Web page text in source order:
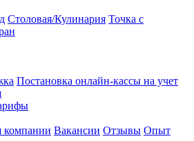
Столовая/Кулинария Точка с
Постановка онлайн-кассы на учет
компании Вакансии Отзывы Опыт